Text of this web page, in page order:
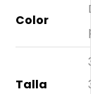
Color
Talla
34
37